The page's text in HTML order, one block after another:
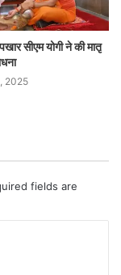
सीएम योगी ने की मातृ
2025
fields are